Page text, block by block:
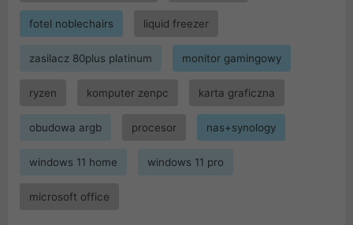
fotel noblechairs liquid freezer
zasilacz 80plus platinum monitor gamingowy
ryzen komputer zenpc karta graficzna
obudowa argb procesor nas+synology
windows 11 home windows 11 pro
microsoft office